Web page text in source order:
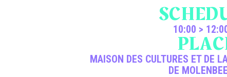
10:00 >
MAISON DES CULTURES ET DE
DE